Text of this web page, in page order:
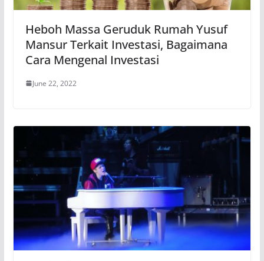
Heboh Massa Geruduk Rumah Yusuf
Mansur Terkait Investasi, Bagaimana
Cara Mengenal Investasi
June 22, 2022